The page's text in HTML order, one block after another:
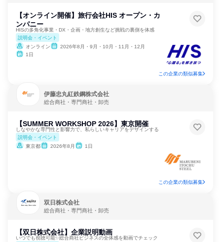
【オンライン開催】旅行会社HIS オープン・カ
ンパニー
HISの多角化事業・DX・企画・地方創生など挑戦の裏側を体感
説明会・イベント
オンライン
2026年8月・9月・10月・11月・12月
1日
この企業の類似募集
伊藤忠丸紅鉄鋼株式会社
総合商社・専門商社・卸売
【SUMMER WORKSHOP 2026】東京開催
しなやかな専門性と影響力で、私らしいキャリアをデザインする
説明会・イベント
東京都
2026年8月 1日
この企業の類似募集
双日株式会社
総合商社・専門商社・卸売
【双日株式会社】企業説明動画
いつでも視聴可能✨総合商社ビジネスの全体感を動画でチェック